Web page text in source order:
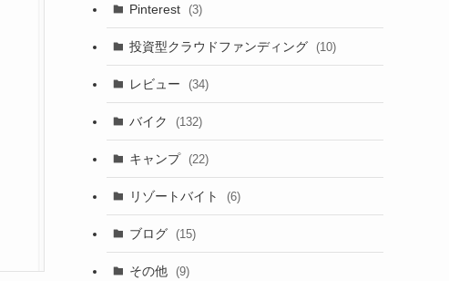
Pinterest (3)
投資型クラウドファンディング (10)
レビュー (34)
バイク (132)
キャンプ (22)
リゾートバイト (6)
ブログ (15)
その他 (9)